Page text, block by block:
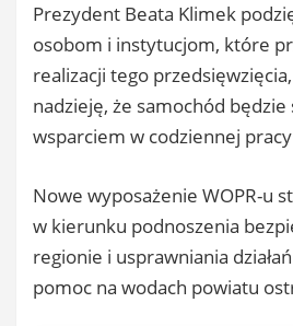
Prezydent Beata Klimek
osobom i instytucjom, które
realizacji tego
nadzieję, że samochód
wsparciem w codziennej
Nowe wyposażenie WOPR-u
w kierunku podnoszenia
regionie i usprawniania
pomoc na wodach powiatu